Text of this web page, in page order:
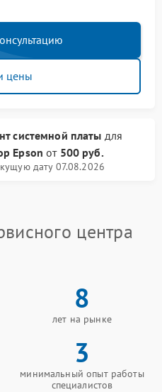
цены
системной платы для
Epson от 500 руб.
дату 07.08.2026
центра
8
лет на рынке
3
минимальный опыт работы
специалистов